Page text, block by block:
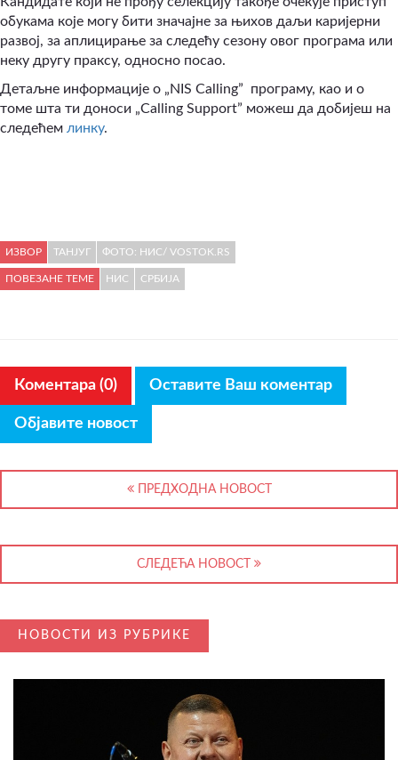
обукама које могу бити значајне за њихов даљи каријерни
развој, за аплицирање за следећу сезону овог програма или
неку другу праксу, односно посао.
Детаљне информације о „NIS Calling” програму, као и о
томе шта ти доноси „Calling Support” можеш да добијеш на
следећем линку.
ИЗВОР ТАНЈУГ ФОТО: НИС/ VOSTOK.RS
ПОВЕЗАНЕ ТЕМЕ НИС СРБИЈА
Коментара (0) Оставите Ваш коментар
Објавите новост
ПРЕДХОДНА НОВОСТ
СЛЕДЕЋА НОВОСТ
НОВОСТИ ИЗ РУБРИКЕ